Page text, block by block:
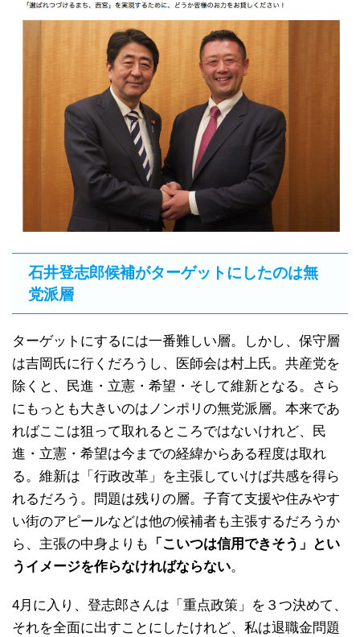
石井登志郎候補がターゲットにしたのは無
党派層
ターゲットにするには一番難しい層。しかし、保守層
は吉岡氏に行くだろうし、医師会は村上氏。共産党を
除くと、民進・立憲・希望・そして維新となる。さら
にもっとも大きいのはノンポリの無党派層。本来であ
ればここは狙って取れるところではないけれど、民
進・立憲・希望は今までの経緯からある程度は取れ
る。維新は「行政改革」を主張していけば共感を得ら
れるだろう。問題は残りの層。子育て支援や住みやす
い街のアピールなどは他の候補者も主張するだろうか
ら、主張の中身よりも
「こいつは信用できそう」とい
うイメージを作らなければならない。
4月に入り、登志郎さんは「重点政策」を３つ決めて、
それを全面に出すことにしたけれど、私は退職金問題